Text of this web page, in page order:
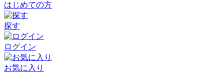
はじめての方
探す
ログイン
お気に入り